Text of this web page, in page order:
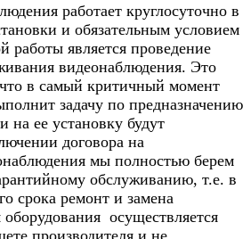
работает круглосуточно в
и обязательным условием
работы является проведение
видеонаблюдения. Это
в самый критичный момент
задачу по предназначению
на ее установку будут
договора на
мы полностью берем
обслуживанию, т.е. в
срока ремонт и замена
осуществляется
производителя и не